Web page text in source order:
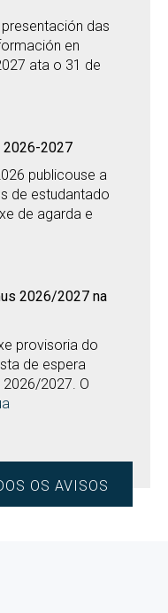
das
en
ata o 31 de
2026-2027
publicouse a
de estudantado
de agarda e
2026/2027 na
provisoria do
de espera
2026/2027. O
OS AVISOS